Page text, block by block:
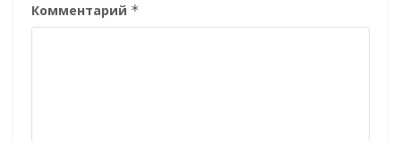
Комментарий *